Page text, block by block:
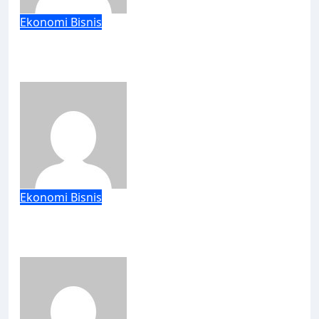
Ekonomi Bisnis
Ekonomi Bisnis